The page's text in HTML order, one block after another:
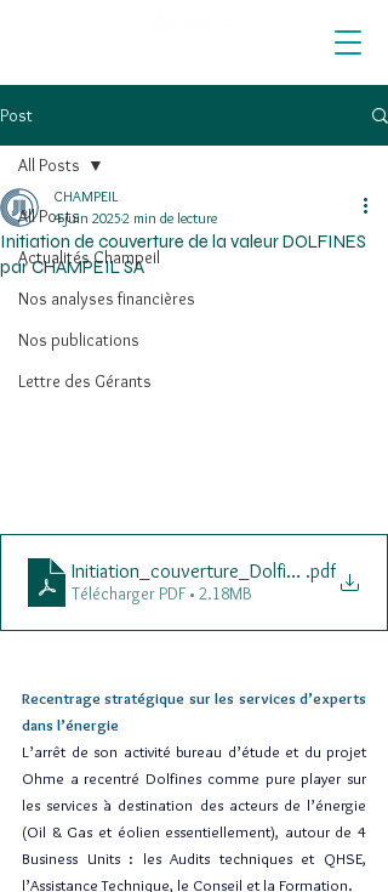
Post
All Posts
Actualités Champeil
Nos analyses financières
Nos publications
Lettre des Gérants
All Posts
Initiation de couverture de la valeur DOLFINES
par CHAMPEIL SA
CHAMPEIL
4 juin 20252 min de lecture
Initiation_couverture_Dolfines_Final
.pdf
Télécharger PDF • 2.18MB
Recentrage stratégique sur les services d’experts
dans l’énergie
L’arrêt de son activité bureau d’étude et du projet
Ohme a recentré Dolfines comme pure player sur
les services à destination des acteurs de l’énergie
(Oil & Gas et éolien essentiellement), autour de 4
Business Units : les Audits techniques et QHSE,
l’Assistance Technique, le Conseil et la Formation.